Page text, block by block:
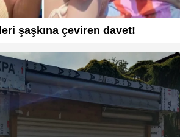
şaşkına çeviren davet!